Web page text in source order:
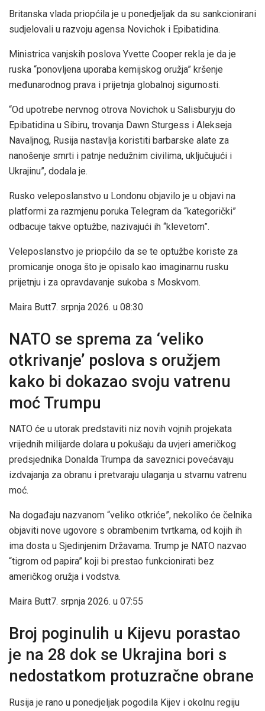
Britanska vlada priopćila je u ponedjeljak da su sankcionirani
sudjelovali u razvoju agensa Novichok i Epibatidina.
Ministrica vanjskih poslova Yvette Cooper rekla je da je
ruska “ponovljena uporaba kemijskog oružja” kršenje
međunarodnog prava i prijetnja globalnoj sigurnosti.
“Od upotrebe nervnog otrova Novichok u Salisburyju do
Epibatidina u Sibiru, trovanja Dawn Sturgess i Alekseja
Navaljnog, Rusija nastavlja koristiti barbarske alate za
nanošenje smrti i patnje nedužnim civilima, uključujući i
Ukrajinu”, dodala je.
Rusko veleposlanstvo u Londonu objavilo je u objavi na
platformi za razmjenu poruka Telegram da “kategorički”
odbacuje takve optužbe, nazivajući ih “klevetom”.
Veleposlanstvo je priopćilo da se te optužbe koriste za
promicanje onoga što je opisalo kao imaginarnu rusku
prijetnju i za opravdavanje sukoba s Moskvom.
Maira Butt7. srpnja 2026. u 08:30
NATO se sprema za ‘veliko
otkrivanje’ poslova s ​​oružjem
kako bi dokazao svoju vatrenu
moć Trumpu
NATO će u utorak predstaviti niz novih vojnih projekata
vrijednih milijarde dolara u pokušaju da uvjeri američkog
predsjednika Donalda Trumpa da saveznici povećavaju
izdvajanja za obranu i pretvaraju ulaganja u stvarnu vatrenu
moć.
Na događaju nazvanom “veliko otkriće”, nekoliko će čelnika
objaviti nove ugovore s obrambenim tvrtkama, od kojih ih
ima dosta u Sjedinjenim Državama. Trump je NATO nazvao
“tigrom od papira” koji bi prestao funkcionirati bez
američkog oružja i vodstva.
Maira Butt7. srpnja 2026. u 07:55
Broj poginulih u Kijevu porastao
je na 28 dok se Ukrajina bori s
nedostatkom protuzračne obrane
Rusija je rano u ponedjeljak pogodila Kijev i okolnu regiju